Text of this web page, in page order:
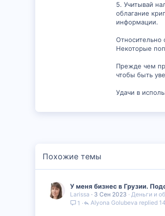
5. Учитывай
облагание
информации.
Относительно
Некоторые
Прежде чем
чтобы быть
Удачи в
Похожие темы
У меня бизнес в Грузии.
Larissa 3 Сен 2023
Деньги и
1
Alyona Golubeva